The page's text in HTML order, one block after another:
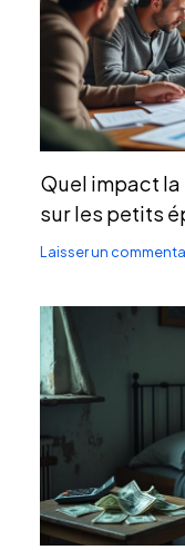
Quel impact
sur les petits
Laisser un